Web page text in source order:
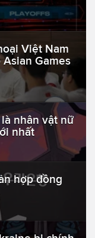
Việt Nam
Games
nhân vật nữ
nhất
hợp đồng